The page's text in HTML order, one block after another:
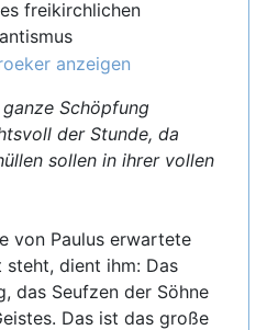
freikirchlichen
anzeigen
Schöpfung
der Stunde, da
sollen in ihrer vollen
von Paulus erwartete
dient ihm: Das
das Seufzen der Söhne
Das ist das große